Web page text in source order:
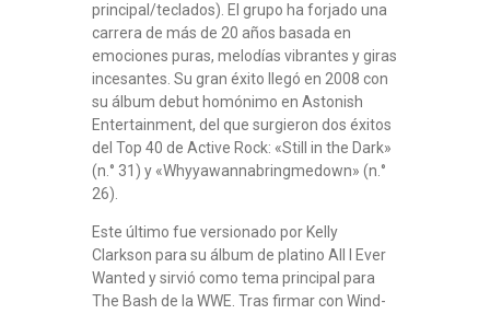
principal/teclados). El grupo ha forjado una
carrera de más de 20 años basada en
emociones puras, melodías vibrantes y giras
incesantes. Su gran éxito llegó en 2008 con
su álbum debut homónimo en Astonish
Entertainment, del que surgieron dos éxitos
del Top 40 de Active Rock: «Still in the Dark»
(n.° 31) y «Whyyawannabringmedown» (n.°
26).
Este último fue versionado por Kelly
Clarkson para su álbum de platino All I Ever
Wanted y sirvió como tema principal para
The Bash de la WWE. Tras firmar con Wind-